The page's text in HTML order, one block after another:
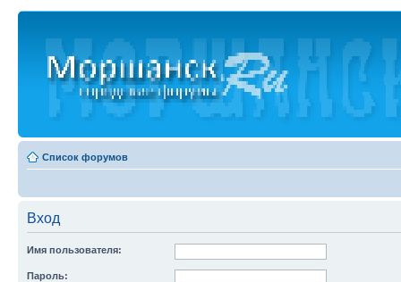
Список форумов
Вход
Имя пользователя:
Пароль: